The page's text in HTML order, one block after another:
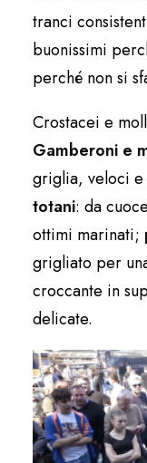
tranci
buonissimi
perché non si
Crostacei e
Gamberoni e
griglia, veloci
totani: da
ottimi marinati;
grigliato per
croccante in
delicate.